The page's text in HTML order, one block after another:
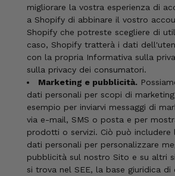
migliorare la vostra esperienza di
a Shopify di abbinare il vostro
Shopify che potreste scegliere di
caso, Shopify tratterà i dati
con la propria Informativa sulla
sulla privacy dei consumatori.
Marketing e pubblicità.
dati personali per scopi di
esempio per inviarvi messaggi di
via e-mail, SMS o posta e per
prodotti o servizi. Ciò può
dati personali per personalizzare
pubblicità sul nostro Sito e su altri
si trova nel SEE, la base giuridica